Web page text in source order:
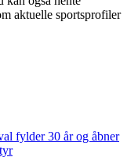
aktuelle sportsprofiler
fylder 30 år og åbner